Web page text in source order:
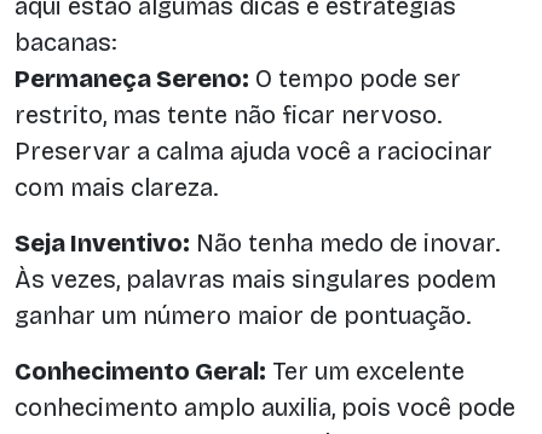
aqui estão algumas dicas e estratégias
bacanas:
Permaneça Sereno: O tempo pode ser
restrito, mas tente não ficar nervoso.
Preservar a calma ajuda você a raciocinar
com mais clareza.
Seja Inventivo: Não tenha medo de inovar.
Às vezes, palavras mais singulares podem
ganhar um número maior de pontuação.
Conhecimento Geral: Ter um excelente
conhecimento amplo auxilia, pois você pode